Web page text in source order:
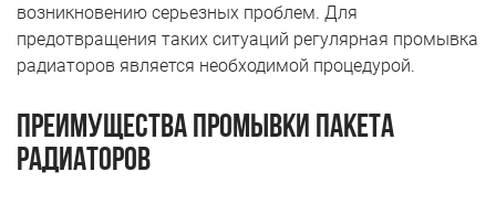
возникновению серьезных проблем. Для
предотвращения таких ситуаций регулярная промывка
радиаторов является необходимой процедурой.
Преимущества промывки пакета
радиаторов